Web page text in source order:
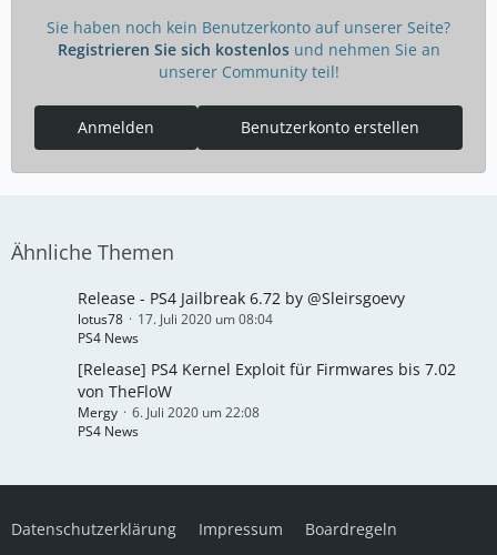
Sie haben noch kein Benutzerkonto auf unserer Seite?
Registrieren Sie sich kostenlosund nehmen Sie an
unserer Community teil!
Benutzerkonto erstellen
Anmelden
Ähnliche Themen
Release - PS4 Jailbreak 6.72 by @Sleirsgoevy
lotus78
17. Juli 2020 um 08:04
PS4 News
[Release] PS4 Kernel Exploit für Firmwares bis 7.02
von TheFloW
Mergy
6. Juli 2020 um 22:08
PS4 News
Datenschutzerklärung Impressum Boardregeln